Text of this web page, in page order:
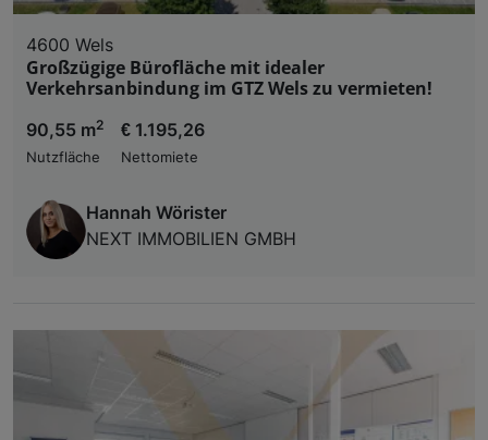
4600 Wels
Großzügige Bürofläche mit idealer
Verkehrsanbindung im GTZ Wels zu vermieten!
90,55 m2
Nutzfläche
€ 1.195,26
Nettomiete
Hannah Wörister
NEXT IMMOBILIEN GMBH